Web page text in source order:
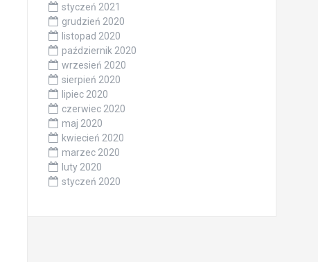
styczeń 2021
grudzień 2020
listopad 2020
październik 2020
wrzesień 2020
sierpień 2020
lipiec 2020
czerwiec 2020
maj 2020
kwiecień 2020
marzec 2020
luty 2020
styczeń 2020